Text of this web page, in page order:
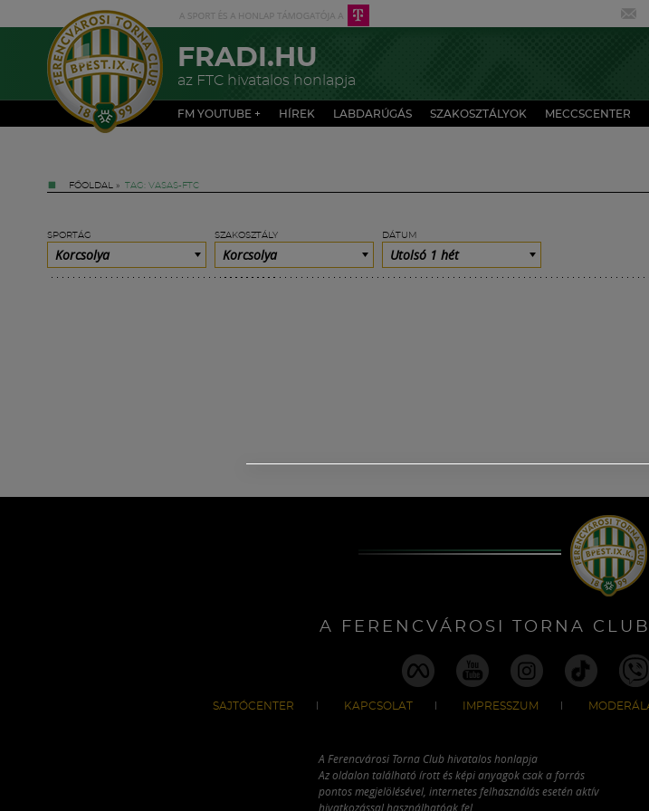
FRADI.HU
az FTC hivatalos honlapja
FM YOUTUBE + HÍREK LABDARÚGÁS SZAKOSZTÁLYOK MECCSCENTER
FŐOLDAL » TAG: VASAS-FTC
SPORTÁG
Korcsolya
SZAKOSZTÁLY
Korcsolya
DÁTUM
Utolsó 1 hét
A FERENCVÁROSI TORNA
SAJTÓCENTER KAPCSOLAT IMPRESSZUM
A Ferencvárosi Torna Club hivatalos honlapja
Az oldalon található írott és képi anyagok csak a forrás
pontos megjelölésével, internetes felhasználás esetén aktív
hivatkozással használhatóak fel.